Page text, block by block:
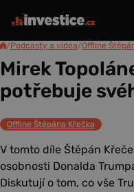
/Podcasty a videa/Offline
Mirek
potřebuje
Offline Štěpána Křečka
V tomto díle Štěpán
osobnosti Donalda
Diskutují o tom, co vše